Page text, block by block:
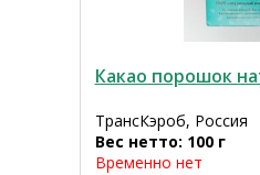
Какао порошок
ТрансКэроб, Россия
Вес нетто: 100 г
Временно нет